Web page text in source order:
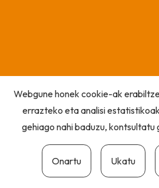
Webgune honek cookie-ak
errazteko eta analisi
gehiago nahi baduzu, kontsultatu
Onartu Ukatu